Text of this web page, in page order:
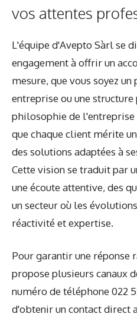
vos attentes
L'équipe d'Avepto Sàrl se
engagement à offrir un
mesure, que vous soyez
entreprise ou une
philosophie de
que chaque client mérite
des solutions adaptées à
Cette vision se traduit par
une écoute attentive, des
un secteur où les
réactivité et expertise.
Pour garantir une réponse
propose plusieurs canaux
numéro de téléphone 022
d'obtenir un contact direct